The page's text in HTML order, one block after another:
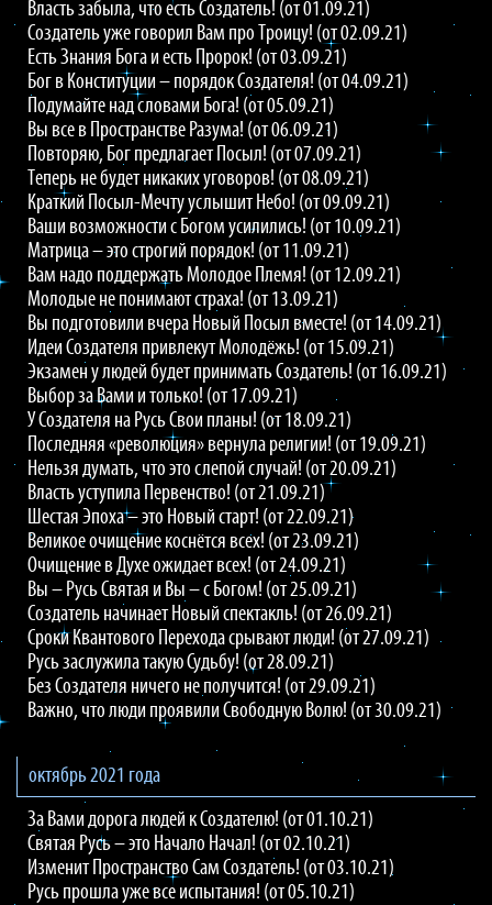
Власть забыла, что есть Создатель! (от 01.09.21)
Создатель уже говорил Вам про Троицу! (от 02.09.21)
Есть Знания Бога и есть Пророк! (от 03.09.21)
Бог в Конституции – порядок Создателя! (от 04.09.21)
Подумайте над словами Бога! (от 05.09.21)
Вы все в Пространстве Разума! (от 06.09.21)
Повторяю, Бог предлагает Посыл! (от 07.09.21)
Теперь не будет никаких уговоров! (от 08.09.21)
Краткий Посыл-Мечту услышит Небо! (от 09.09.21)
Ваши возможности с Богом усилились! (от 10.09.21)
Матрица – это строгий порядок! (от 11.09.21)
Вам надо поддержать Молодое Племя! (от 12.09.21)
Молодые не понимают страха! (от 13.09.21)
Вы подготовили вчера Новый Посыл вместе! (от 14.09.21)
Идеи Создателя привлекут Молодёжь! (от 15.09.21)
Экзамен у людей будет принимать Создатель! (от 16.09.21)
Выбор за Вами и только! (от 17.09.21)
У Создателя на Русь Свои планы! (от 18.09.21)
Последняя «революция» вернула религии! (от 19.09.21)
Нельзя думать, что это слепой случай! (от 20.09.21)
Власть уступила Первенство! (от 21.09.21)
Шестая Эпоха – это Новый старт! (от 22.09.21)
Великое очищение коснётся всех! (от 23.09.21)
Очищение в Духе ожидает всех! (от 24.09.21)
Вы – Русь Святая и Вы – с Богом! (от 25.09.21)
Создатель начинает Новый спектакль! (от 26.09.21)
Сроки Квантового Перехода срывают люди! (от 27.09.21)
Русь заслужила такую Судьбу! (от 28.09.21)
Без Создателя ничего не получится! (от 29.09.21)
Важно, что люди проявили Свободную Волю! (от 30.09.21)
октябрь 2021 года
За Вами дорога людей к Создателю! (от 01.10.21)
Святая Русь – это Начало Начал! (от 02.10.21)
Изменит Пространство Сам Создатель! (от 03.10.21)
Русь прошла уже все испытания! (от 05.10.21)